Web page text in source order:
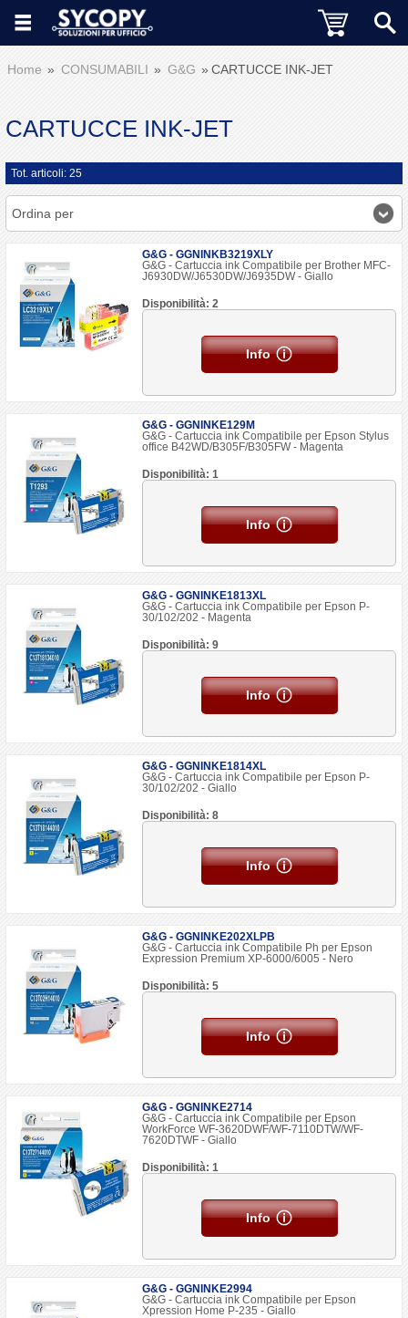
Home CONSUMABILI G&G CARTUCCE INK-JET
CARTUCCE INK-JET
Tot. articoli: 25
Ordina per
G&G - GGNINKB3219XLY
G&G - Cartuccia ink Compatibile per Brother MFC-
J6930DW/J6530DW/J6935DW - Giallo
Disponibilità: 2
Info
G&G - GGNINKE129M
G&G - Cartuccia ink Compatibile per Epson Stylus
office B42WD/B305F/B305FW - Magenta
Disponibilità: 1
Info
G&G - GGNINKE1813XL
G&G - Cartuccia ink Compatibile per Epson P-
30/102/202 - Magenta
Disponibilità: 9
Info
G&G - GGNINKE1814XL
G&G - Cartuccia ink Compatibile per Epson P-
30/102/202 - Giallo
Disponibilità: 8
Info
G&G - GGNINKE202XLPB
G&G - Cartuccia ink Compatibile Ph per Epson
Expression Premium XP-6000/6005 - Nero
Disponibilità: 5
Info
G&G - GGNINKE2714
G&G - Cartuccia ink Compatibile per Epson
WorkForce WF-3620DWF/WF-7110DTW/WF-
7620DTWF - Giallo
Disponibilità: 1
Info
G&G - GGNINKE2994
G&G - Cartuccia ink Compatibile per Epson
Xpression Home P-235 - Giallo